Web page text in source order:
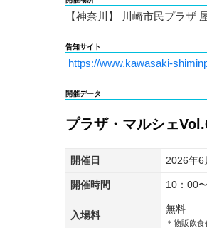
【神奈川】 川崎市民プラザ
告知サイト
https://www.kawasaki-
開催データ
プラザ・マルシェ
開催日 2026年6
開催時間 10：00
入場料
無料
＊物販飲